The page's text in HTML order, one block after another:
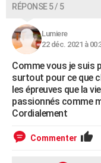
RÉPONSE 5 / 5
Lumiere
22 déc. 2021 à
Comme vous je suis
surtout pour ce que
les épreuves que la
passionnés comme
Cordialement
Commenter